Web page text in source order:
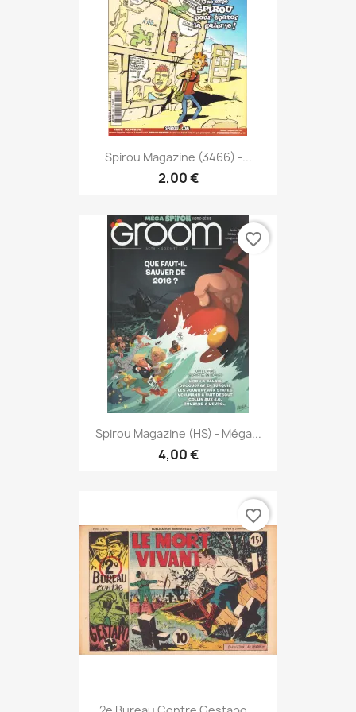
Spirou Magazine (3466) -...
2,00 €
Spirou Magazine (HS) - Méga...
4,00 €
favorite_border
favorite_border